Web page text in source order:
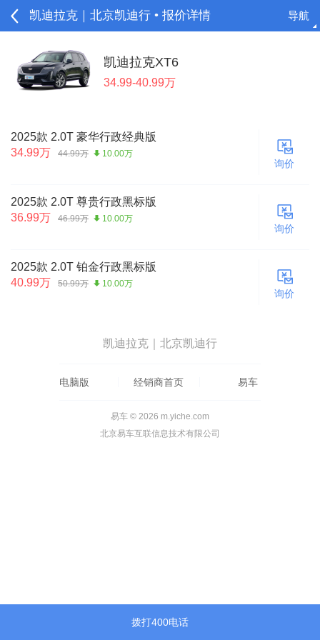
凯迪拉克｜北京凯迪行 • 报价详情 导航
凯迪拉克XT6
34.99-40.99万
2025款 2.0T 豪华行政经典版
34.99万
44.99万 10.00万
询价
2025款 2.0T 尊贵行政黑标版
36.99万
46.99万 10.00万
询价
2025款 2.0T 铂金行政黑标版
40.99万
50.99万 10.00万
询价
拨打400电话
凯迪拉克｜北京凯迪行
电脑版 经销商首页 易车
易车 © 2026 m.yiche.com
北京易车互联信息技术有限公司